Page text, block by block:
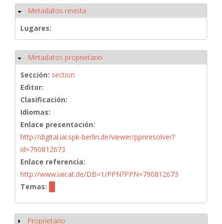
Ocultar
Metadatos revista
Lugares:
Ocultar
Metadatos proprietario
Sección: section
Editor:
Clasificación:
Idiomas:
Enlace presentación:
http://digital.iai.spk-berlin.de/viewer/ppnresolver?
id=790812673
Enlace referencia:
http://www.iaicat.de/DB=1/PPN?PPN=790812673
Temas:
Mostrar
Proprietario